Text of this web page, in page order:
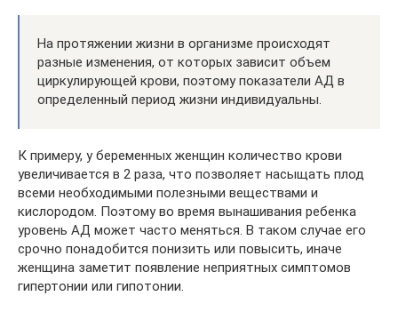
На протяжении жизни в организме происходят
разные изменения, от которых зависит объем
циркулирующей крови, поэтому показатели АД в
определенный период жизни индивидуальны.
К примеру, у беременных женщин количество крови
увеличивается в 2 раза, что позволяет насыщать плод
всеми необходимыми полезными веществами и
кислородом. Поэтому во время вынашивания ребенка
уровень АД может часто меняться. В таком случае его
срочно понадобится понизить или повысить, иначе
женщина заметит появление неприятных симптомов
гипертонии или гипотонии.